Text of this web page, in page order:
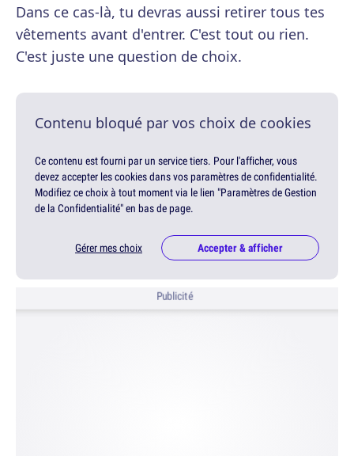
Dans ce cas-là, tu devras aussi retirer tous tes
vêtements avant d'entrer. C'est tout ou rien.
C'est juste une question de choix.
Contenu bloqué par vos choix de cookies
Ce contenu est fourni par un service tiers. Pour l'afficher, vous
devez accepter les cookies dans vos paramètres de confidentialité.
Modifiez ce choix à tout moment via le lien "Paramètres de Gestion
de la Confidentialité" en bas de page.
Gérer mes choix Accepter & afficher
Publicité